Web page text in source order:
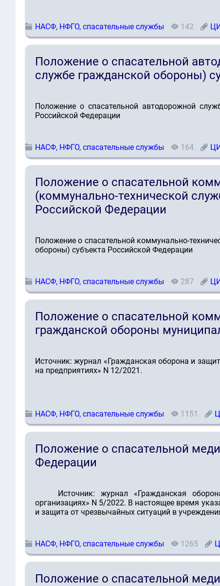
НАСФ, НФГО, спасательные службы 142
Положение о спасательной
службе гражданской обороны)
Положение о спасательной автодорожной
Российской Федерации
НАСФ, НФГО, спасательные службы 164
Положение о спасательной
(коммунально-технической
Российской Федерации
Положение о спасательной коммунально-
обороны) субъекта Российской Федерации
НАСФ, НФГО, спасательные службы 287
Положение о спасательной
гражданской обороны
Источник: журнал «Гражданская оборона и
на предприятиях» N 12/2021.
НАСФ, НФГО, спасательные службы 1151
Положение о спасательной
Федерации
Источник: журнал «Гражданская
организациях» N 5/2022. В настоящее время
и защита от чрезвычайных ситуаций в
НАСФ, НФГО, спасательные службы 1265
Положение о спасательной